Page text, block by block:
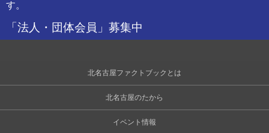
す。
「法人・団体会員」募集中
北名古屋ファクトブックとは
北名古屋のたから
イベント情報